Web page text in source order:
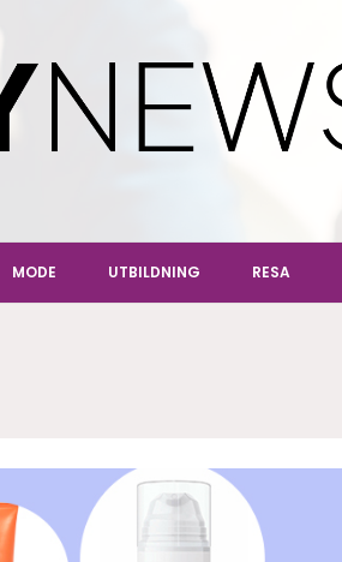
MODE UTBILDNING RESA